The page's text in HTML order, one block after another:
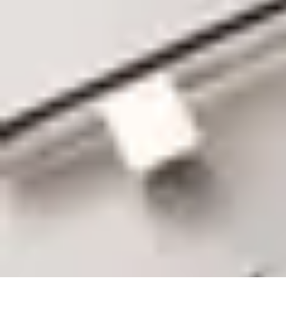
TendancesAstuces et conseils
Supermarché Online